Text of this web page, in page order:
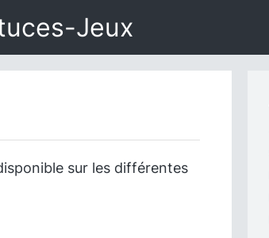
Jeux
sur les différentes